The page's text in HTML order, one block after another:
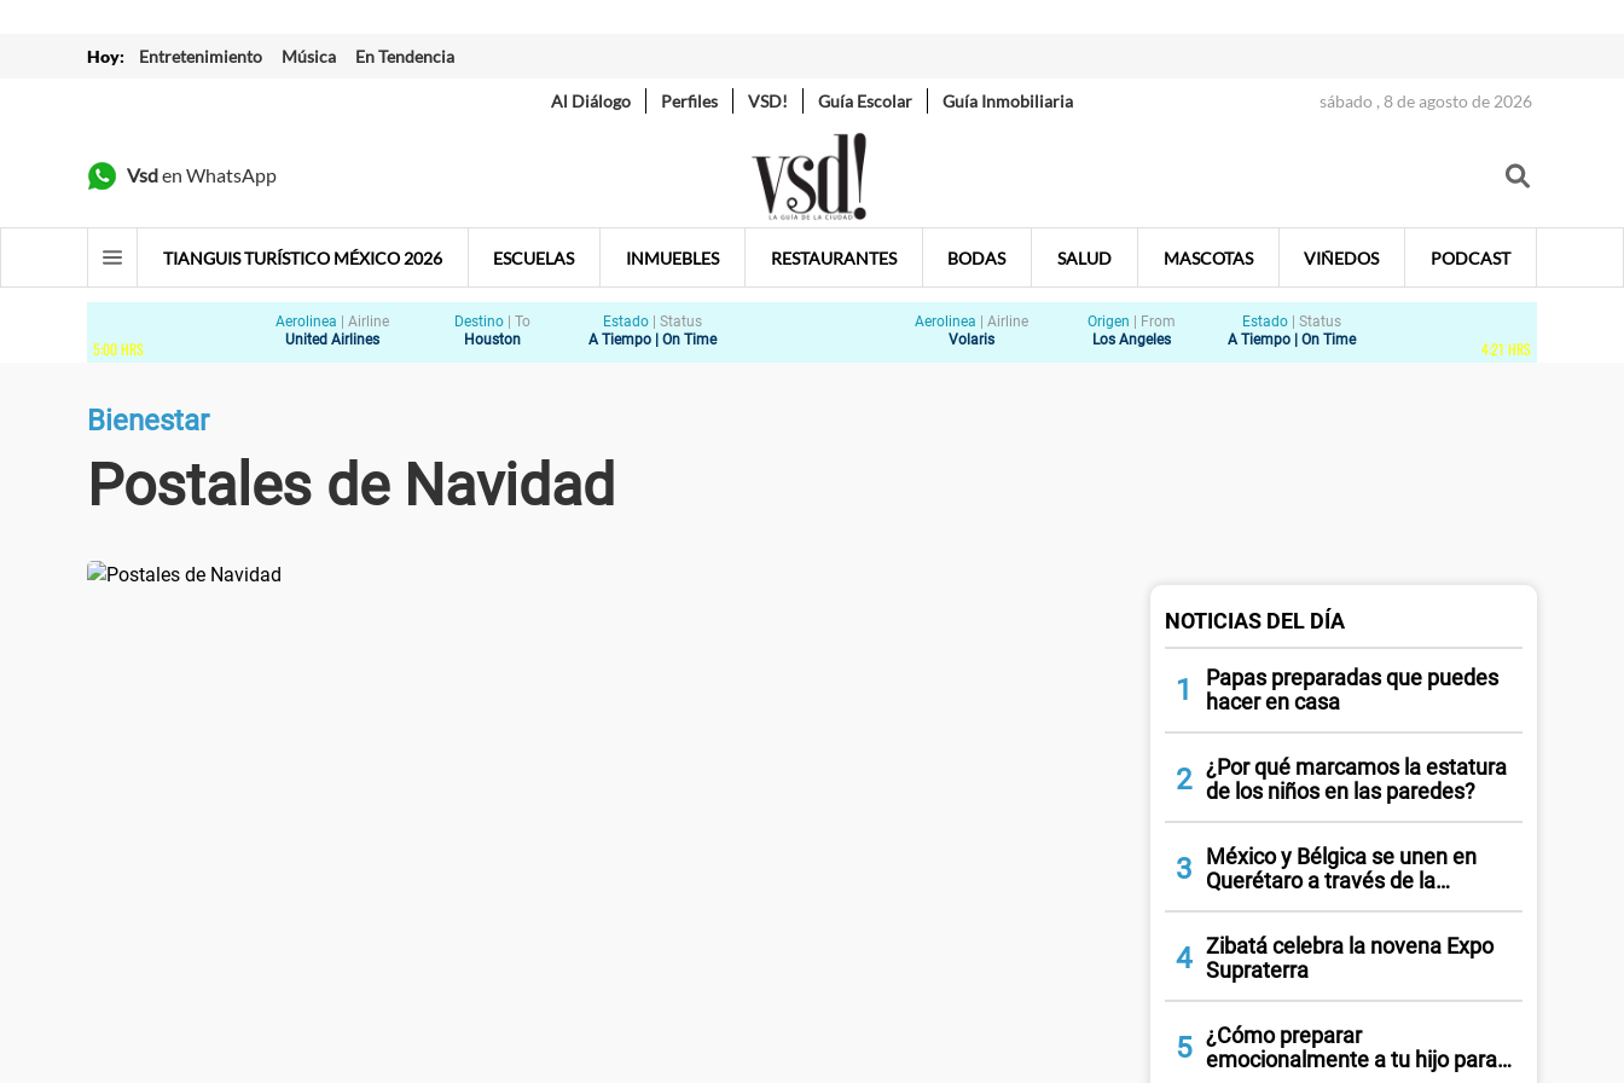
Hoy: Entretenimiento Música En Tendencia
Al Diálogo Perfiles VSD! Guía Escolar Guía Inmobiliaria sábado , 8 de agosto de 2026
Vsden WhatsApp
TIANGUIS TURÍSTICO MÉXICO 2026 ESCUELAS INMUEBLES RESTAURANTES BODAS SALUD MASCOTAS VIÑEDOS PODCAST
5:00HRS
Aerolinea
Airline
United Airlines
Destino
To
Houston
Estado
Status
A Tiempo | On Time
Aerolinea
Airline
Volaris
Origen
From
Los Angeles
Estado
Status
A Tiempo | On Time
4:21 HRS
Bienestar
Postales de Navidad
NOTICIAS DEL DÍA
1
Papas preparadas que puedes
hacer en casa
2 ¿Por qué marcamos la estatura
de los niños en las paredes?
3
México y Bélgica se unen en
Querétaro a través de la
exposición ‘Trazos Humanos’
4 Zibatá celebra la novena Expo
Supraterra
5 ¿Cómo preparar
emocionalmente a tu hijo para